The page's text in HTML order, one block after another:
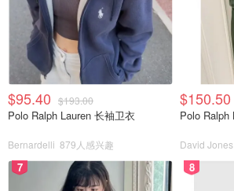
$95.40 $193.00
Polo Ralph Lauren 长袖卫衣
Bernardelli 879人感兴趣
$150.50
David Jones
7 8